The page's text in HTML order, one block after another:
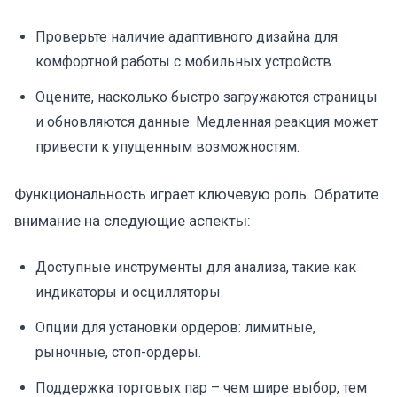
Проверьте наличие адаптивного дизайна для
комфортной работы с мобильных устройств.
Оцените, насколько быстро загружаются страницы
и обновляются данные. Медленная реакция может
привести к упущенным возможностям.
Функциональность играет ключевую роль. Обратите
внимание на следующие аспекты:
Доступные инструменты для анализа, такие как
индикаторы и осцилляторы.
Опции для установки ордеров: лимитные,
рыночные, стоп-ордеры.
Поддержка торговых пар – чем шире выбор, тем